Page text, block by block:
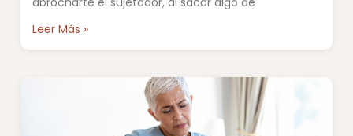
Leer Más »